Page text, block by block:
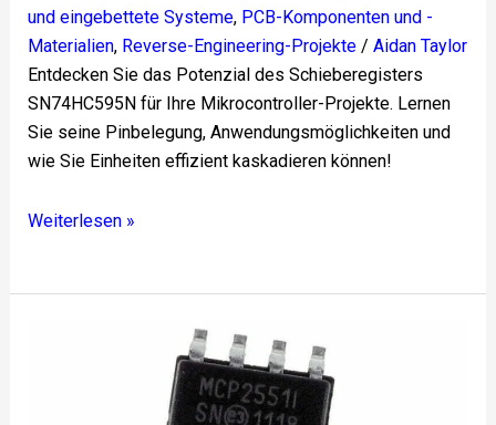
und eingebettete Systeme, PCB-Komponenten und -
Materialien, Reverse-Engineering-Projekte/ Aidan Taylor
Entdecken Sie das Potenzial des Schieberegisters
SN74HC595N für Ihre Mikrocontroller-Projekte. Lernen
Sie seine Pinbelegung, Anwendungsmöglichkeiten und
wie Sie Einheiten effizient kaskadieren können!
Weiterlesen »